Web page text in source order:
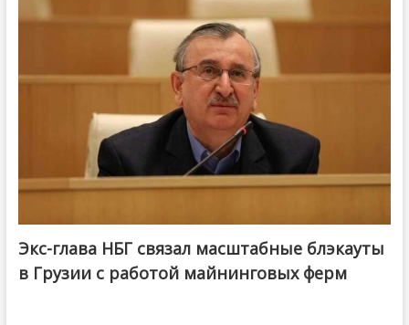
Экс-глава НБГ связал масштабные блэкауты
в Грузии с работой майнинговых ферм